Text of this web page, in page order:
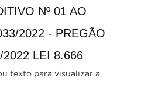
Nº 01 AO
2022 - PREGÃO
2022 LEI 8.666
texto para visualizar a